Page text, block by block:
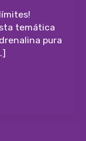
temática
pura